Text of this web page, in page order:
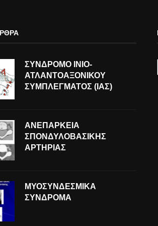
ΣΥΝΔΡΟΜΟ ΙΝΙΟ-
ΑΤΛΑΝΤΟΑΞΟΝΙΚΟΥ
ΣΥΜΠΛΕΓΜΑΤΟΣ (ΙΑΣ)
ΑΝΕΠΑΡΚΕΙΑ
ΣΠΟΝΔΥΛΟΒΑΣΙΚΗΣ
ΑΡΤΗΡΙΑΣ
ΜΥΟΣΥΝΔΕΣΜΙΚΑ
ΣΥΝΔΡΟΜΑ